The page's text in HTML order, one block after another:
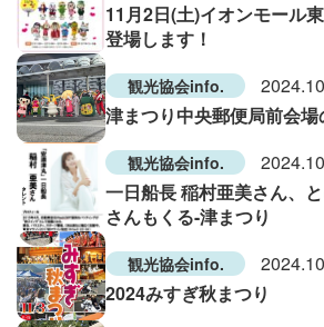
11月2日(土)イオンモール
登場します！
観光協会info.
津まつり中央郵便局前会
観光協会info.
一日船長 稲村亜美さん、
さんもくる-津まつり
観光協会info.
2024みすぎ秋まつり